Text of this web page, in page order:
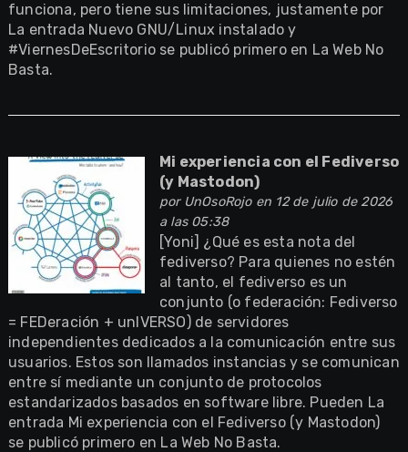
funciona, pero tiene sus limitaciones, justamente por
La entrada Nuevo GNU/Linux instalado y
#ViernesDeEscritorio se publicó primero en La Web No
Basta.
Mi experiencia con el Fediverso
(y Mastodon)
por UnOsoRojoen 12 de julio de 2026
a las 05:38
[Yoni] ¿Qué es esta nota del
fediverso? Para quienes no estén
al tanto, el fediverso es un
conjunto (o federación: Fediverso
= FEDeración + unIVERSO) de servidores
independientes dedicados a la comunicación entre sus
usuarios. Estos son llamados instancias y se comunican
entre sí mediante un conjunto de protocolos
estandarizados basados en software libre. Pueden La
entrada Mi experiencia con el Fediverso (y Mastodon)
se publicó primero en La Web No Basta.